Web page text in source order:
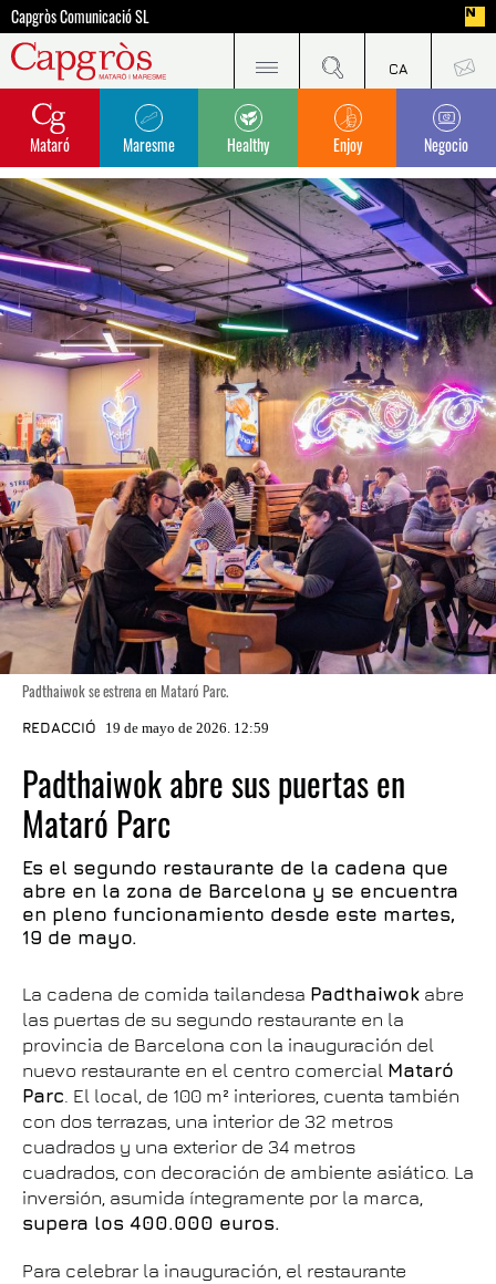
Capgròs Comunicació SL
Mataró Maresme Healthy Enjoy Negocio
Padthaiwok se estrena en Mataró Parc.
REDACCIÓ 19 de mayo de 2026. 12:59
Padthaiwok abre sus puertas en
Mataró Parc
Es el segundo restaurante de la cadena que
abre en la zona de Barcelona y se encuentra
en pleno funcionamiento desde este martes,
19 de mayo.
La cadena de comida tailandesa Padthaiwok abre
las puertas de su segundo restaurante en la
provincia de Barcelona con la inauguración del
nuevo restaurante en el centro comercial Mataró
Parc. El local, de 100 m² interiores, cuenta también
con dos terrazas, una interior de 32 metros
cuadrados y una exterior de 34 metros
cuadrados, con decoración de ambiente asiático. La
inversión, asumida íntegramente por la marca,
supera los 400.000 euros.
Para celebrar la inauguración, el restaurante